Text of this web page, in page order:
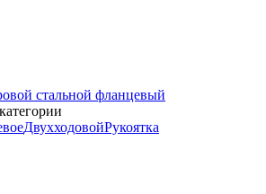
стальной фланцевый
ДвухходовойРукоятка